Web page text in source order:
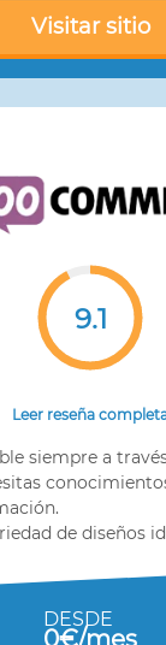
Visitar sitio
9.1
Leer reseña
siempre a
de diseños
DESDE
0€/mes